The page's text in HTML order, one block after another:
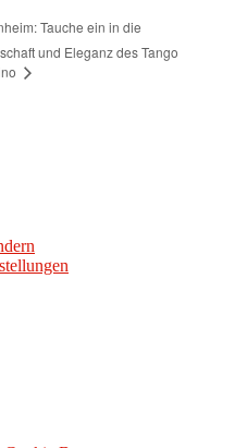
Tauche ein in die
und Eleganz des Tango